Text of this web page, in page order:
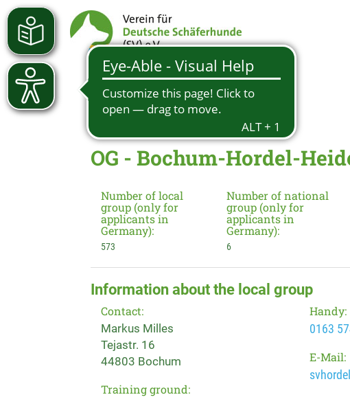
OG - Bochum-Hordel-
Number of local
group (only for
applicants in
Germany):
573
Number of national
group (only for
applicants in
Germany):
6
Information about the local group
Contact:
Markus Milles
Tejastr. 16
44803 Bochum
Training ground:
Handy:
0163
E-Mail: